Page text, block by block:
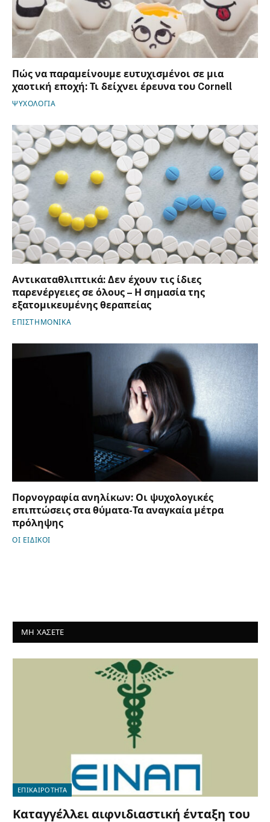
Πώς να παραμείνουμε ευτυχισμένοι σε μια
χαοτική εποχή: Τι δείχνει έρευνα του Cornell
ΨΥΧΟΛΟΓΙΑ
Αντικαταθλιπτικά: Δεν έχουν τις ίδιες
παρενέργειες σε όλους – Η σημασία της
εξατομικευμένης θεραπείας
ΕΠΙΣΤΗΜΟΝΙΚΑ
Πορνογραφία ανηλίκων: Οι ψυχολογικές
επιπτώσεις στα θύματα-Τα αναγκαία μέτρα
πρόληψης
ΟΙ ΕΙΔΙΚΟΙ
ΜΗ ΧΑΣΕΤΕ
ΕΠΙΚΑΙΡΟΤΗΤΑ
Καταγγέλλει αιφνιδιαστική ένταξη του